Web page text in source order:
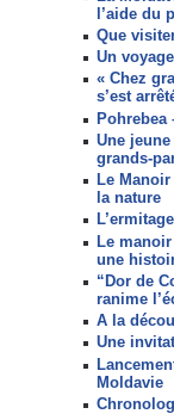
l’aide du
Que
Un
« Chez
s’est
Pohrebea
Une
grands-
Le
la nature
Le
une
“Dor de
ranime
A la
Une
Moldavie